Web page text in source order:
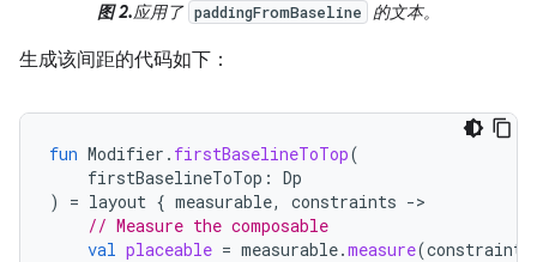
图 2.应用了 paddingFromBaseline 的文本。
生成该间距的代码如下：
fun Modifier . firstBaselineToTop(
firstBaselineToTop : Dp
)
= layout { measurable, constraints -
// Measure the composable
val placeable = measurable.measure(constraints